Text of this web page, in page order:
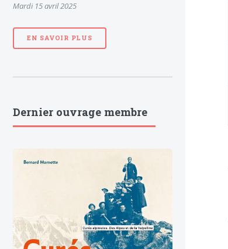
Mardi 15 avril 2025
EN SAVOIR PLUS
Dernier ouvrage membre